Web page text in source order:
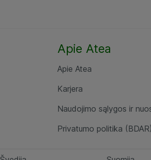
Apie Atea
Apie Atea
Karjera
Naudojimo sąlygos ir
Privatumo politika (BDAR)